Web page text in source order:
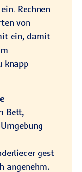
ein. Rechnen
von
ein, damit
knapp
Bett,
gest
angenehm.